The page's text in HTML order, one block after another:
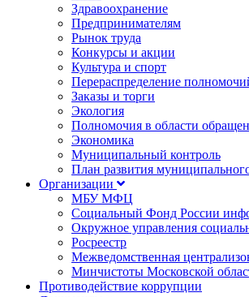
Здравоохранение
Предпринимателям
Рынок труда
Конкурсы и акции
Культура и спорт
Перераспределение
Заказы и торги
Экология
Полномочия в области
Экономика
Муниципальный контроль
План развития
Организации
МБУ МФЦ
Социальный Фонд России
Окружное управления
Росреестр
Межведомственная
Минчистоты Московской
Противодействие коррупции